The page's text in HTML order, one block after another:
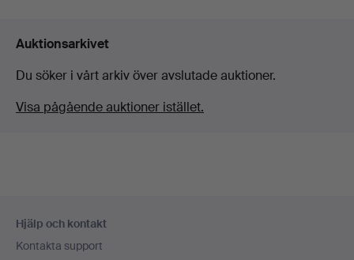
Auktionsarkivet
Du söker i vårt arkiv över avslutade auktioner.
Visa pågående auktioner istället.
Hjälp och kontakt
Kontakta support